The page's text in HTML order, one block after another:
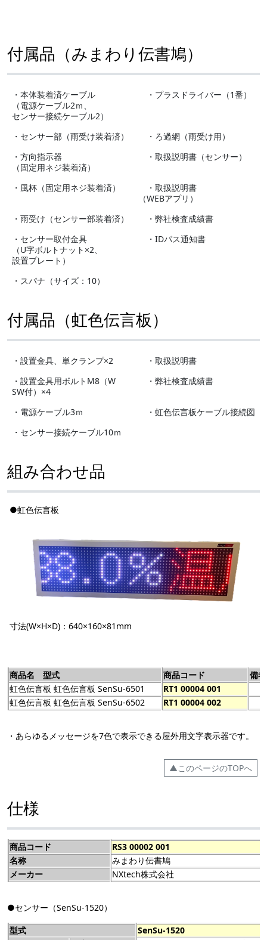
付属品（みまわり伝書鳩）
・本体装着済ケーブル
（電源ケーブル2ｍ、
センサー接続ケーブル2）
・プラスドライバー（1番）
・センサー部（雨受け装着済）
・ろ過網（雨受け用）
・方向指示器
（固定用ネジ装着済）
・取扱説明書（センサー）
・風杯（固定用ネジ装着済）
・取扱説明書
（WEBアプリ）
・雨受け（センサー部装着済）
・弊社検査成績書
・センサー取付金具
（U字ボルトナット×2、
設置プレート）
・IDパス通知書
・スパナ（サイズ：10）
付属品（虹色伝言板）
・設置金具、単クランプ×2
・取扱説明書
・設置金具用ボルトM8（W
SW付）×4
・弊社検査成績書
・電源ケーブル3ｍ
・虹色伝言板ケーブル接続図
・センサー接続ケーブル10ｍ
組み合わせ品
●虹色伝言板
寸法(W×H×D)：640×160×81mm
商品名 型式 商品コード
備考
虹色伝言板 虹色伝言板 SenSu-6501
RT1 00004 001
虹色伝言板 虹色伝言板 SenSu-6502
RT1 00004 002
・あらゆるメッセージを7色で表示できる屋外用文字表示器です。
▲このページのTOPへ
仕様
商品コード
RS3 00002 001
名称
みまわり伝書鳩
メーカー
NXtech株式会社
●センサー（SenSu-1520）
型式
SenSu-1520